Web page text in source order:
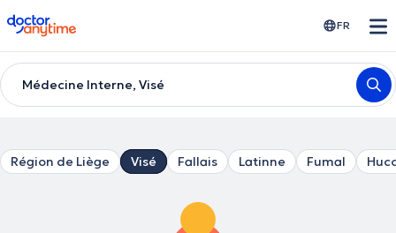
doctoranytime FR
Médecine Interne, Visé
Région de Liège Visé Fallais Latinne Fumal